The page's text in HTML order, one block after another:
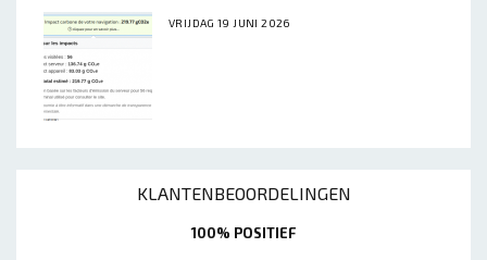
VRIJDAG 19 JUNI 2026
KLANTENBEOORDELINGEN
100% POSITIEF